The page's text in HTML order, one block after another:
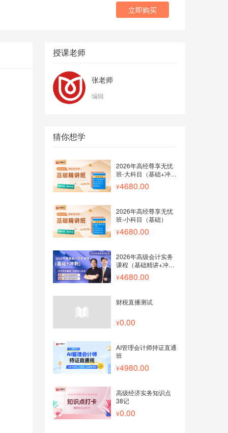
立即购买
授课老师
张老师
编辑
猜你想学
2026年高经尊享无忧
班-大科目（基础+冲
刺）
4680.00
2026年高经尊享无忧
班-小科目（基础）
4680.00
2026年高级会计实务
课程（基础精讲+冲刺
串讲）
4680.00
财税直播测试
0.00
AI管理会计师持证直通
班
4980.00
高级经济实务知识点
38记
0.00